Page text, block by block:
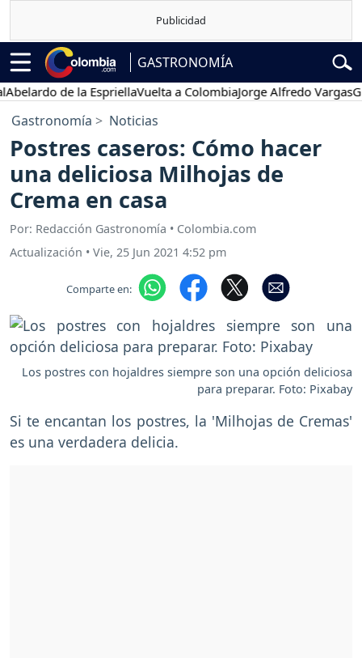
GASTRONOMÍA
de la EspriellaVuelta a ColombiaJorge Alfredo Vargas
Gastronomía Noticias
Postres caseros: Cómo hacer
una deliciosa Milhojas de
Crema en casa
Por: Redacción Gastronomía • Colombia.com
Actualización • Vie, 25 Jun 2021 4:52 pm
Comparte en:
Los postres con hojaldres siempre son una opción deliciosa
para preparar. Foto: Pixabay
Si te encantan los postres, la 'Milhojas de Cremas'
es una verdadera delicia.